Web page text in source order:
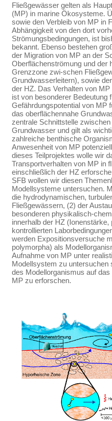
Fließgewässer gelten als
(MP) in marine Ökosysteme.
sowie den Verbleib von MP in
Abhängigkeit von den dort
Strömungsbedingungen, ist
bekannt. Ebenso bestehen
der Migration von MP an der
Oberflächenströmung und der
Grenzzone zwi-schen
Grundwasserleitern), sowie
der HZ. Das Verhalten von
ist von besonderer Bedeutung
Gefährdungspotential von MP
das oberflächennahe
zentrale Schnittstelle
Grundwasser und gilt als
zahlreiche benthische
Anwesenheit von MP
dieses Teilprojektes wolle wir
Transportverhalten von MP in
einschließlich der HZ
SFB wollen wir diesen
Modellsysteme untersuchen.
die hydrodynamischen,
Fließgewässern, (2) der
besonderen physikalisch-
innerhalb der HZ
kontrollierten
werden Expositionsversuche
polymorpha) als
Aufnahme von MP unter
Modellsystem zu untersuchen
des Modellorganismus auf
MP zu erforschen.